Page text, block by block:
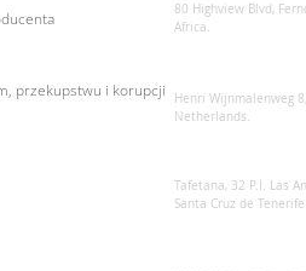
przekupstwu i korupcji
80 Highview Blvd,
Africa.
Henri Wijnmalenweg
Netherlands.
Tafetana, 32 P.I. Las
Santa Cruz de Tenerife